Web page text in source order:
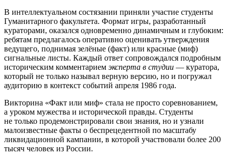
В интеллектуальном состязании приняли участие студенты
Гуманитарного факультета. Формат игры, разработанный
кураторами, оказался одновременно динамичным и глубоким:
ребятам предлагалось оперативно оценивать утверждения
ведущего, поднимая зелёные (факт) или красные (миф)
сигнальные листы. Каждый ответ сопровождался подробным
историческим комментарием эксперта в студии — куратора,
который не только называл верную версию, но и погружал
аудиторию в контекст событий апреля 1986 года.
Викторина «Факт или миф» стала не просто соревнованием,
а уроком мужества и исторической правды. Студенты
не только продемонстрировали свои знания, но и узнали
малоизвестные факты о беспрецедентной по масштабу
ликвидационной кампании, в которой участвовали более 200
тысяч человек из России.